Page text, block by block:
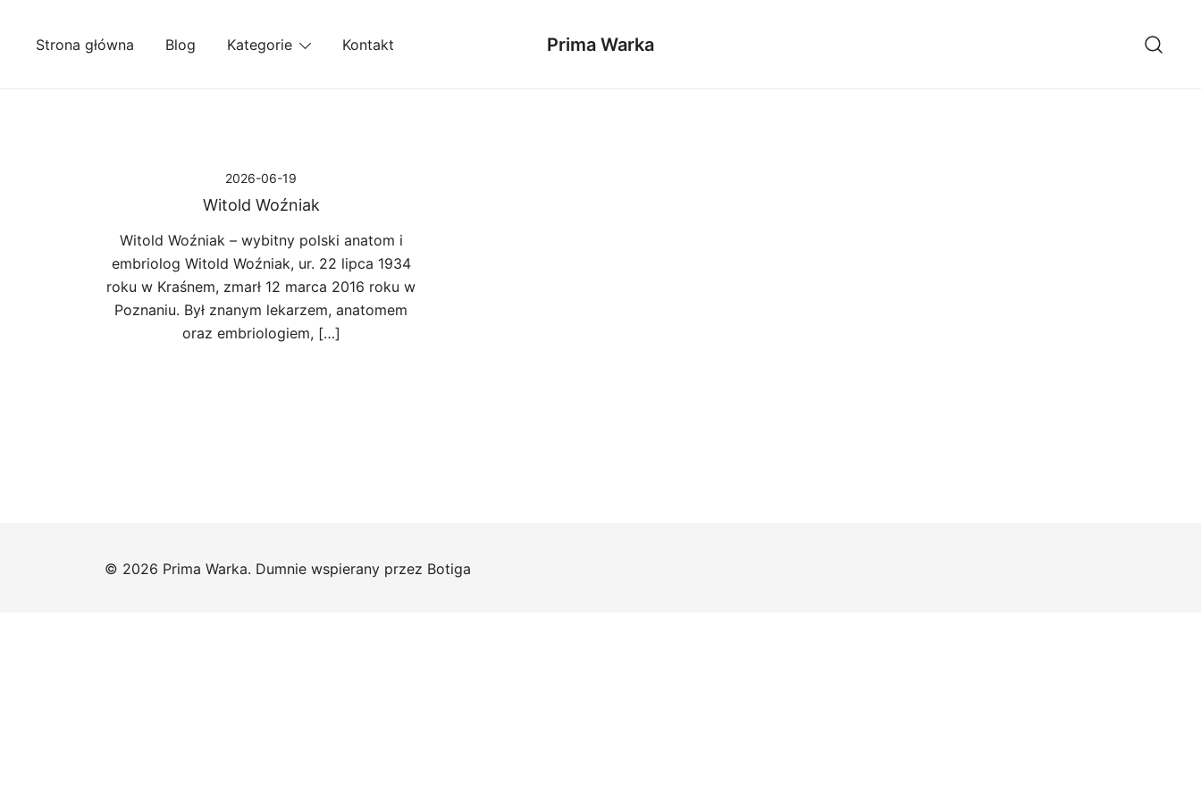
Strona główna Blog Kategorie Kontakt Prima Warka
2026-06-19
Witold Woźniak
Witold Woźniak – wybitny polski anatom i
embriolog Witold Woźniak, ur. 22 lipca 1934
roku w Kraśnem, zmarł 12 marca 2016 roku w
Poznaniu. Był znanym lekarzem, anatomem
oraz embriologiem, […]
© 2026 Prima Warka. Dumnie wspierany przez Botiga